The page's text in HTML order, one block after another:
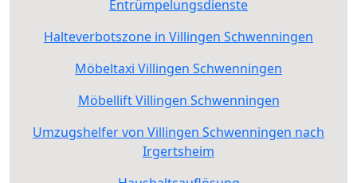
Entrümpelungsdienste
Halteverbotszone in Villingen Schwenningen
Möbeltaxi Villingen Schwenningen
Möbellift Villingen Schwenningen
Umzugshelfer von Villingen Schwenningen nach
Irgertsheim